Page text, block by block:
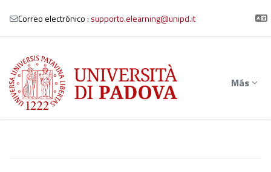
Salta al contenido principal
Correo electrónico : supporto.elearning@unipd.it
Más